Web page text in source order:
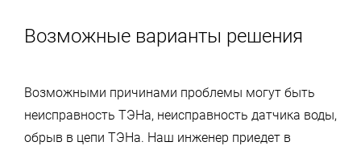
Возможные варианты решения
Возможными причинами проблемы могут быть
неисправность ТЭНа, неисправность датчика воды,
обрыв в цепи ТЭНа. Наш инженер приедет в